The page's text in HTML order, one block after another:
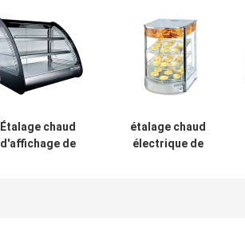
Étalage chaud
d'affichage de
étalage chaud
électrique de